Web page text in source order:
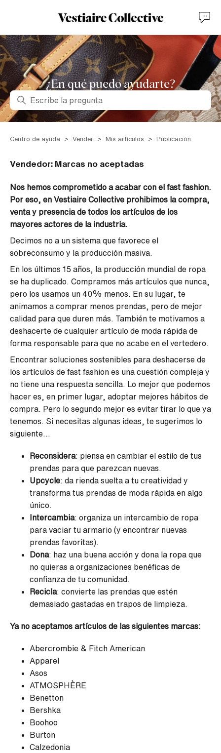
¿En qué puedo ayudarte?
Búsqueda
Centro de ayuda Vender Mis artículos Publicación
Vendedor: Marcas no aceptadas
Nos hemos comprometido a acabar con el fast fashion.
Por eso, en Vestiaire Collective prohibimos la compra,
venta y presencia de todos los artículos de los
mayores actores de la industria.
Decimos no a un sistema que favorece el
sobreconsumo y la producción masiva.
En los últimos 15 años, la producción mundial de ropa
se ha duplicado. Compramos más artículos que nunca,
pero los usamos un 40% menos. En su lugar, te
animamos a comprar menos prendas, pero de mejor
calidad para que duren más. También te motivamos a
deshacerte de cualquier artículo de moda rápida de
forma responsable para que no acabe en el vertedero.
Encontrar soluciones sostenibles para deshacerse de
los artículos de fast fashion es una cuestión compleja y
no tiene una respuesta sencilla. Lo mejor que podemos
hacer es, en primer lugar, adoptar mejores hábitos de
compra. Pero lo segundo mejor es evitar tirar lo que ya
tenemos. Si necesitas algunas ideas, te sugerimos lo
siguiente...
Reconsidera: piensa en cambiar el estilo de tus
prendas para que parezcan nuevas.
Upcycle: da rienda suelta a tu creatividad y
transforma tus prendas de moda rápida en algo
único.
Intercambia: organiza un intercambio de ropa
para vaciar tu armario (y encontrar nuevas
prendas favoritas).
Dona: haz una buena acción y dona la ropa que
no quieras a organizaciones benéficas de
confianza de tu comunidad.
Recicla: convierte las prendas que estén
demasiado gastadas en trapos de limpieza.
Ya no aceptamos artículos de las siguientes marcas:
Abercrombie & Fitch American
Apparel
Asos
ATMOSPHÈRE
Benetton
Bershka
Boohoo
Burton
Calzedonia